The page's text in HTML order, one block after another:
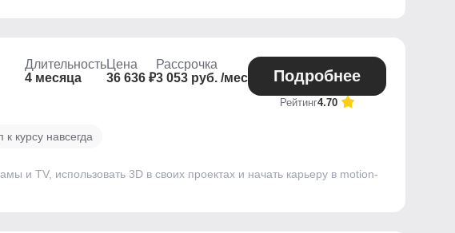
Длительность
4 месяца
Цена
36 636 ₽
Рассрочка
3 053 руб. /мес
Подробнее
Рейтинг4.70
к курсу навсегда
и ТV, использовать 3D в своих проектах и начать карьеру в motion-